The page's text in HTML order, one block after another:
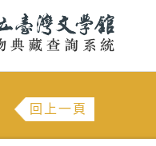
回上一頁